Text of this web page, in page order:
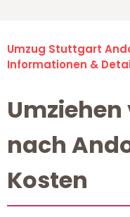
Umzug Stuttgart
Informationen &
nach
Kosten